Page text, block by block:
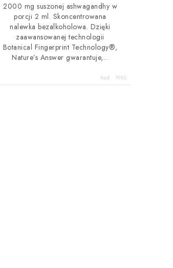
2000 mg suszonej ashwagandhy w
porcji 2 ml. Skoncentrowana
nalewka bezalkoholowa. Dzięki
zaawansowanej technologii
Botanical Fingerprint Technology®,
Nature’s Answer gwarantuje,...
Kod : 7903